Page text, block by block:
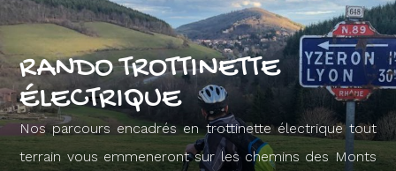
RANDO TROTTINETTE
ÉLECTRIQUE
Nos parcours encadrés en trottinette électrique tout
terrain vous emmeneront sur les chemins des Monts